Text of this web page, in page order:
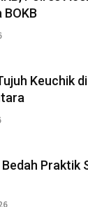
BOKB
Keuchik
Praktik